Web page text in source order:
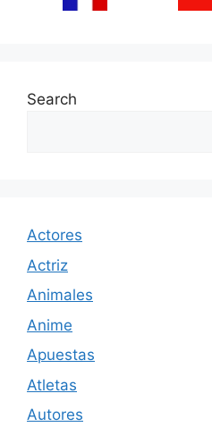
Search
Actores
Actriz
Animales
Anime
Apuestas
Atletas
Autores